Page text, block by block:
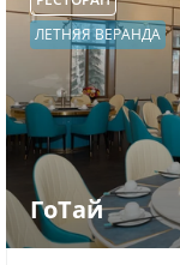
ЛЕТНЯЯ ВЕРАНДА
ГоТай